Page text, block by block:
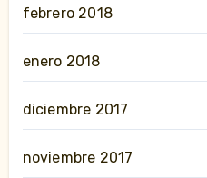
febrero 2018
enero 2018
diciembre 2017
noviembre 2017